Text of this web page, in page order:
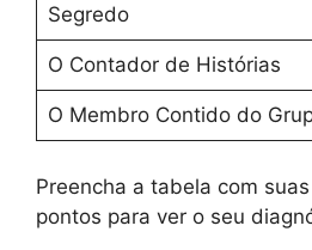
Segredo
O Contador de Histórias
O Membro Contido do
Preencha a tabela com
pontos para ver o seu